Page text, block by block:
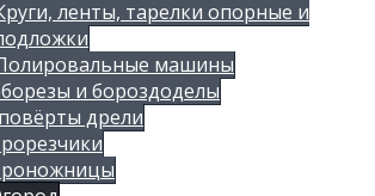
ленты, тарелки опорные и
машины
и бороздоделы
дрели